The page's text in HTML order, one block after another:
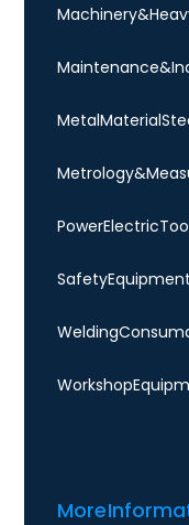
Machinery &
Maintenance &
Metal Material
Metrology &
Power Electric
Safety Equipment
Welding
Workshop
More